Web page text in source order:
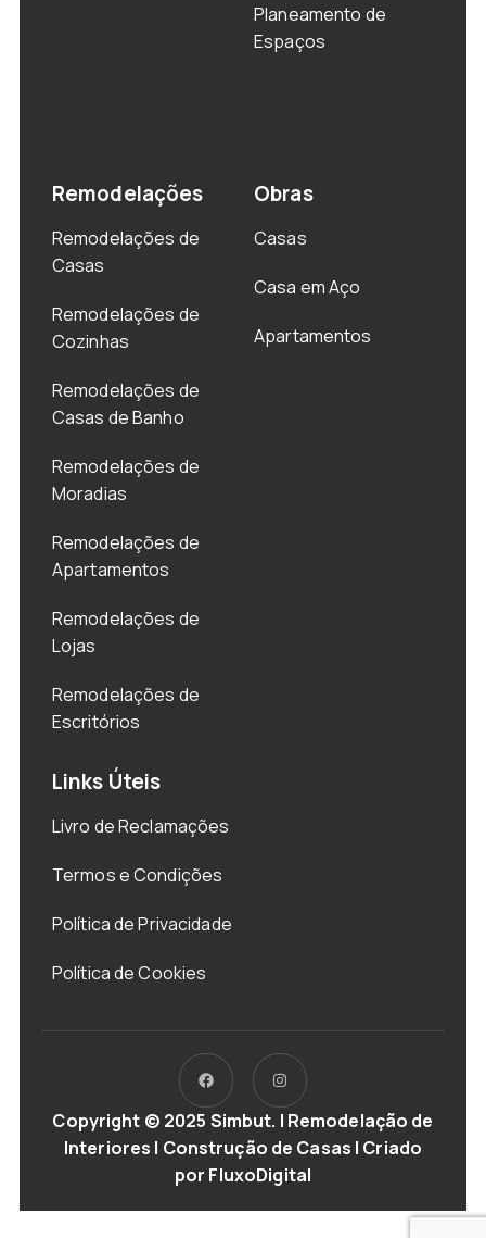
Planeamento de
Espaços
Remodelações
Remodelações de
Casas
Remodelações de
Cozinhas
Remodelações de
Casas de Banho
Remodelações de
Moradias
Remodelações de
Apartamentos
Remodelações de
Lojas
Remodelações de
Escritórios
Obras
Casas
Casa em Aço
Apartamentos
Links Úteis
Livro de Reclamações
Termos e Condições
Política de Privacidade
Política de Cookies
Copyright © 2025 Simbut. | Remodelação de
Interiores | Construção de Casas | Criado
por FluxoDigital